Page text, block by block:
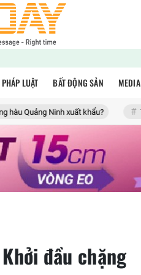
PHÁP LUẬT BẤT ĐỘNG SẢN MEDIA
xuất khẩu? Tượng ngựa
đầu chặng